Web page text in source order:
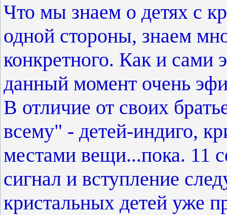
Что мы знаем о детях с
одной стороны, знаем
конкретного. Как и сами
данный момент очень
В отличие от своих
всему" - детей-индиго,
местами вещи...пока. 11
сигнал и вступление
кристальных детей уже